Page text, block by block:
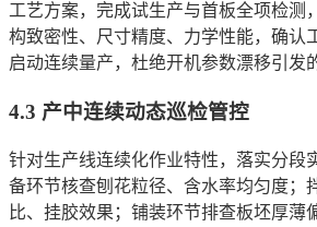
工艺方案，完成试生产与首板全项检测
构致密性、尺寸精度、力学性能，确认
启动连续量产，杜绝开机参数漂移引发
4.3 产中连续动态巡检管控
针对生产线连续化作业特性，落实分段
备环节核查刨花粒径、含水率均匀度；
比、挂胶效果；铺装环节排查板坯厚薄